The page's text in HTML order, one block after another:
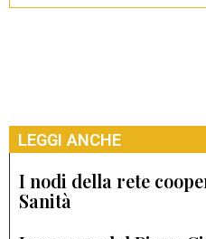
LEGGI ANCHE
I nodi della rete
Sanità